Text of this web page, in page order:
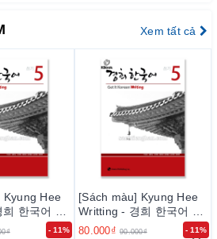
chính sách CSKH thân thiết.
CHUYỂN
của chúng tôi, khách hàng
vụ tốt nhất, uy tín nhất: đặt hàng
hàng qua giao diện quản lý
đơn vị giao hàng uy tín :
trung bình từ 2~ 7 ngày tùy theo
dụ: đến Hà Nội trung bình 2~4
Xem tất cả
- 11%
Kyung Hee
한국어 쓰
- 11%
[Sách màu] Kyung Hee
Writting - 경희 한국어 쓰
기 5
80.000₫ 90.000₫